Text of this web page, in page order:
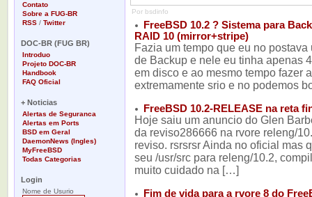
Contato
Sobre a FUG-BR
RSS / Twitter
DOC-BR (FUG BR)
Introduo
Projeto DOC-BR
Handbook
FAQ Oficial
+ Noticias
Alertas de Seguranca
Alertas em Ports
BSD em Geral
DaemonNews (Ingles)
MyFreeBSD
Todas Categorias
Login
Nome de Usurio
Por bsdinfo
FreeBSD 10.2 ? Sistema para
RAID 10 (mirror+stripe)
Fazia um tempo que eu no
de Backup e nele eu tinha apenas
em disco e ao mesmo tempo fazer
extremamente srio e no podemos
FreeBSD 10.2-RELEASE na reta
Hoje saiu um anuncio do Glen
da reviso286666 na rvore releng/
reviso. rsrsrsr Ainda no oficial mas
seu /usr/src para releng/10.2,
muito cuidado na […]
Fim de vida para a rvore 8 do